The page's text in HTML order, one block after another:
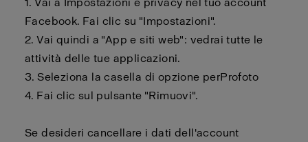
Facebook. Fai clic su "Impostazioni".
2.Vai quindi a "App e siti web": vedrai tutte le
attività delle tue applicazioni.
3. Seleziona la casella di opzione perProfoto
4. Fai clic sul pulsante "Rimuovi".
Se desideri cancellare i dati dell'account